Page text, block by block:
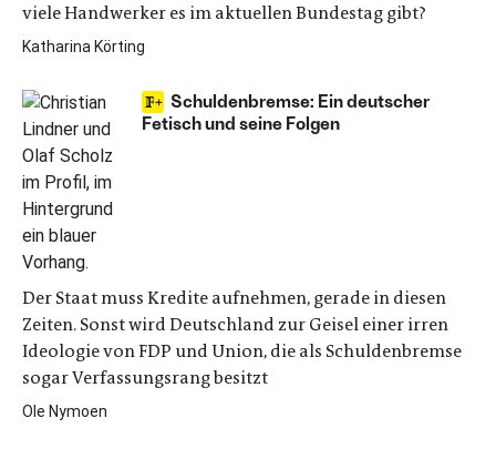
viele Handwerker es im aktuellen Bundestag gibt?
Katharina Körting
Schuldenbremse: Ein deutscher
Fetisch und seine Folgen
Der Staat muss Kredite aufnehmen, gerade in diesen
Zeiten. Sonst wird Deutschland zur Geisel einer irren
Ideologie von FDP und Union, die als Schuldenbremse
sogar Verfassungsrang besitzt
Ole Nymoen